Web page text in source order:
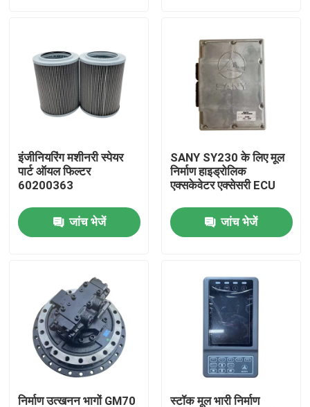
उत्पाद
हमारे बारे में
गुणवत्ता नियंत्रण
हमसे संपर्क करें
एक बोली का अनुरोध
Liugong स्पेयर पार्ट्स
कमिंस स्पेयर पार्ट्स
इंजीनियरिंग मशीनरी स्पेयर
पार्ट ऑयल फिल्टर
60200363
जांच भेजें
SANY SY230 के लिए मूल
निर्माण हाइड्रोलिक
एक्सकेवेटर एक्सेसरी ECU
जांच भेजें
निर्माण उत्खनन भागों GM70
स्टॉक मूल भारी निर्माण